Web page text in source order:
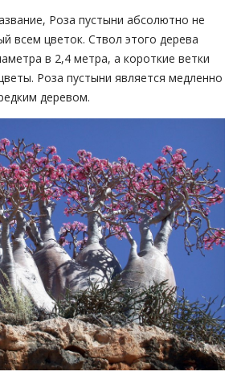
Роза пустыни абсолютно не
всем цветок. Ствол этого дерева
в 2,4 метра, а короткие ветки
Роза пустыни является медленно
деревом.